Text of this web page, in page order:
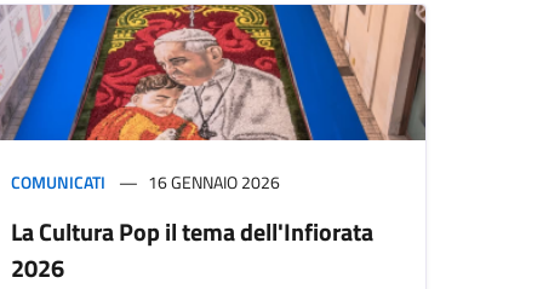
COMUNICATI 16 GENNAIO 2026
La Cultura Pop il tema dell'Infiorata
2026